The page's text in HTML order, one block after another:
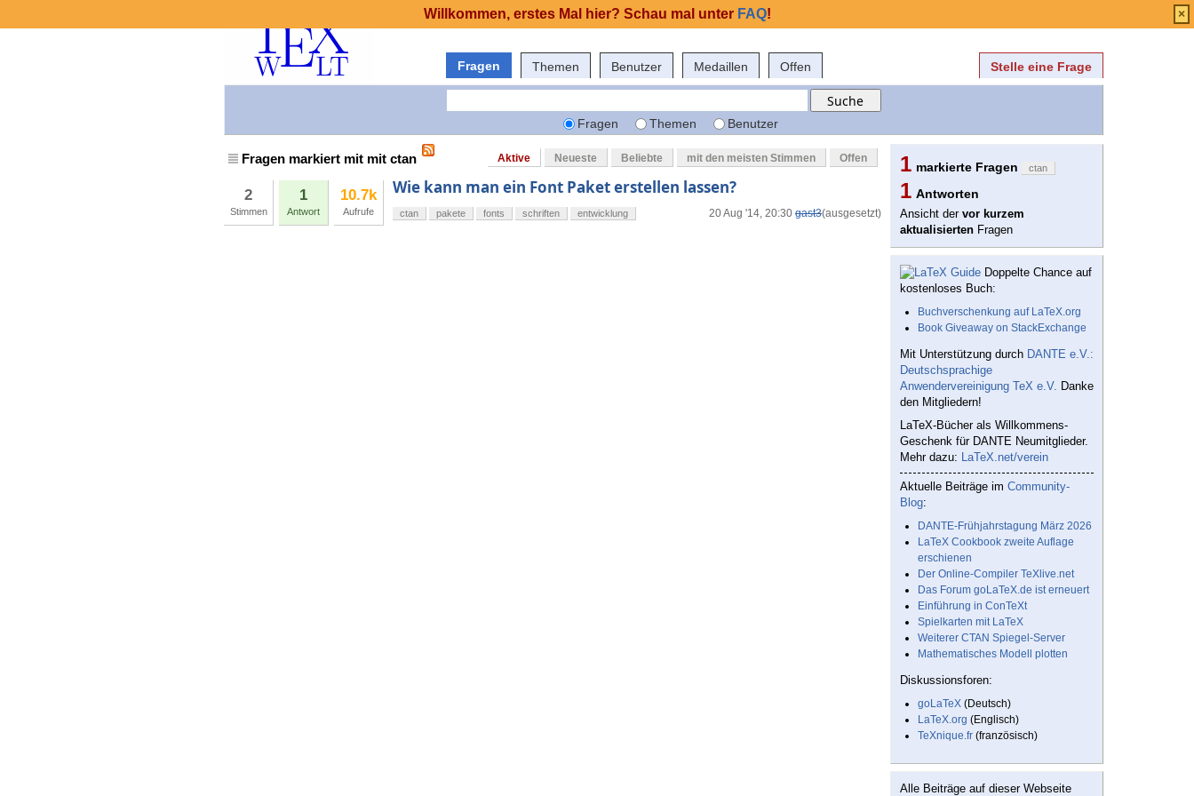
Fragen Themen Benutzer Medaillen Offen Stelle eine Frage
Fragen Themen Benutzer
Fragen markiert mit mit ctan Aktive Neueste Beliebte mit den meisten Stimmen Offen
2
Stimmen
1
Antwort
10.7k
Aufrufe
Wie kann man ein Font Paket erstellen lassen?
20 Aug '14, 20:30 gast3(ausgesetzt)
ctan pakete fonts schriften entwicklung
1 markierte Fragen ctan
1 Antworten
Ansicht der vor kurzem
aktualisierten Fragen
Doppelte Chance auf
kostenloses Buch:
Buchverschenkung auf LaTeX.org
Book Giveaway on StackExchange
Mit Unterstützung durch DANTE e.V.:
Deutschsprachige
Anwendervereinigung TeX e.V. Danke
den Mitgliedern!
LaTeX-Bücher als Willkommens-
Geschenk für DANTE Neumitglieder.
Mehr dazu: LaTeX.net/verein
Aktuelle Beiträge im Community-
Blog:
DANTE-Frühjahrstagung März 2026
LaTeX Cookbook zweite Auflage
erschienen
Der Online-Compiler TeXlive.net
Das Forum goLaTeX.de ist erneuert
Einführung in ConTeXt
Spielkarten mit LaTeX
Weiterer CTAN Spiegel-Server
Mathematisches Modell plotten
Diskussionsforen:
goLaTeX (Deutsch)
LaTeX.org (Englisch)
TeXnique.fr (französisch)
Alle Beiträge auf dieser Webseite
Willkommen, erstes Mal hier? Schau mal unter FAQ! ×